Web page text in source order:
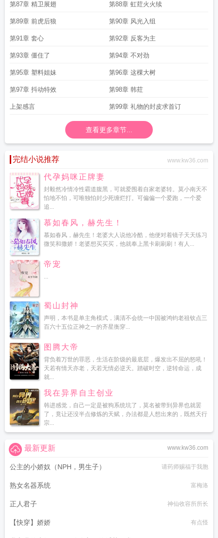
第87章 精卫展翅 第88章 虹荭火火续
第89章 前虎后狼 第90章 风光入组
第91章 套心 第92章 反客为主
第93章 僵住了 第94章 不对劲
第95章 塑料姐妹 第96章 这棵大树
第97章 抖动特效 第98章 韩荭
上架感言 第99章 礼物的封皮求首订
查看更多章节...
完结小说推荐 www.kw36.com
代孕妈咪正牌妻
封毅然冷情冷性霸道腹黑，可就爱围着自家老婆转。莫小南天不
怕地不怕，可唯独怕封少死缠烂打。可偏偏一个爱跑，一个爱
追...
慕如春风，赫先生！
慕如春风，赫先生！老婆大人说他冷酷，他便对着镜子天天练习
微笑和撒娇！老婆想买买买，他就奉上黑卡刷刷刷！有人...
帝宠
...
蜀山封神
声明，本书是单主角模式，满清不会统一中国被鸿钧老祖钦点三
百六十五位正神之一的齐星衡穿...
图腾大帝
背负着万世的罪恶，生活在阶级的最底层，爆发出不屈的怒吼！
天若有情天亦老，天若无情必逆天。踏破时空，逆转命运，成
就...
我在异界自主创业
韩进感觉，自己一定是被狗系统坑了，莫名被带到异界也就罢
了，竟让还没半点修炼的天赋，办法都是人想出来的，既然天行
宗...
www.kw36.com
最新更新
公主的小娇奴（NPH，男生子） 请药师赐福于我胞
熟女名器系统 富梅洛
正人君子 神仙收容所所长
【快穿】娇娇 有点怪